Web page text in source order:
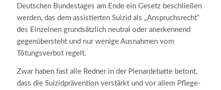
Deutschen Bundestages am Ende ein Gesetz beschließen
werden, das dem assistierten Suizid als „Anspruchsrecht“
des Einzelnen grundsätzlich neutral oder anerkennend
gegenübersteht und nur wenige Ausnahmen vom
Tötungsverbot regelt.
Zwar haben fast alle Redner in der Plenardebatte betont,
dass die Suizidprävention verstärkt und vor allem Pflege-